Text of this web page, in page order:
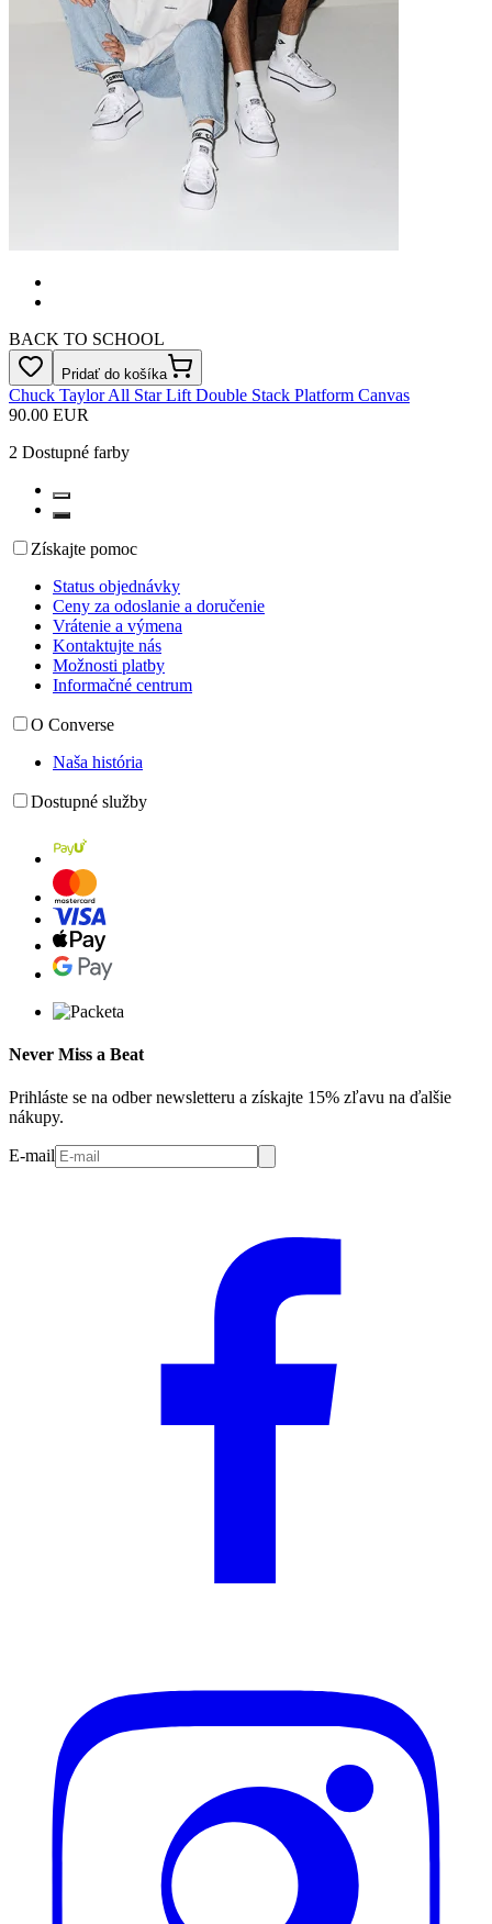
BACK TO SCHOOL
Pridať do košíka
Chuck Taylor All Star Lift Double Stack Platform Canvas
90.00 EUR
2 Dostupné farby
Získajte pomoc
Status objednávky
Ceny za odoslanie a doručenie
Vrátenie a výmena
Kontaktujte nás
Možnosti platby
Informačné centrum
O Converse
Naša história
Dostupné služby
Never Miss a Beat
Prihláste se na odber newsletteru a získajte 15% zľavu na ďalšie
nákupy.
E-mail